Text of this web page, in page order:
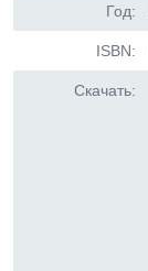
Год:
ISBN:
Скачать: